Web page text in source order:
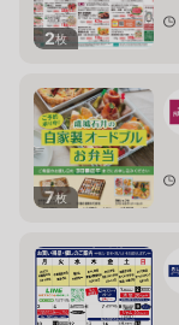
2枚
7枚